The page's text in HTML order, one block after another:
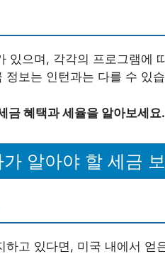
있으며, 각각의 프로그램에
정보는 인턴과는 다를 수 있
금 혜택과 세율을 알아보세요.
알아야 할 세금
하고 있다면, 미국 내에서 얻